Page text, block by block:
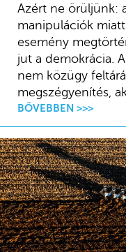
Azért ne örüljünk:
manipulációk
esemény
jut a demokrácia.
nem közügy
megszégyenítés,
BŐVEBBEN >>>